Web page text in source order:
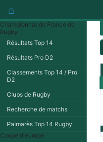
⌂
Championnat de France de
Rugby
Résultats Top 14
Résultats Pro D2
Classements Top 14 / Pro
D2
Clubs de Rugby
Recherche de matchs
Palmarès Top 14 Rugby
Coupe d'europe